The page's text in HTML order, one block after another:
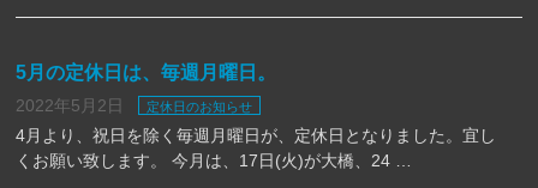
5月の定休日は、毎週月曜日。
2022年5月2日 定休日のお知らせ
4月より、祝日を除く毎週月曜日が、定休日となりました。宜し
くお願い致します。 今月は、17日(火)が大橋、24 …